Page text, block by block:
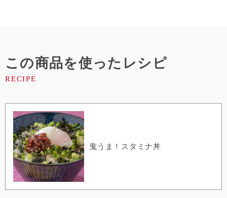
この商品を使ったレシピ
鬼うま！スタミナ丼